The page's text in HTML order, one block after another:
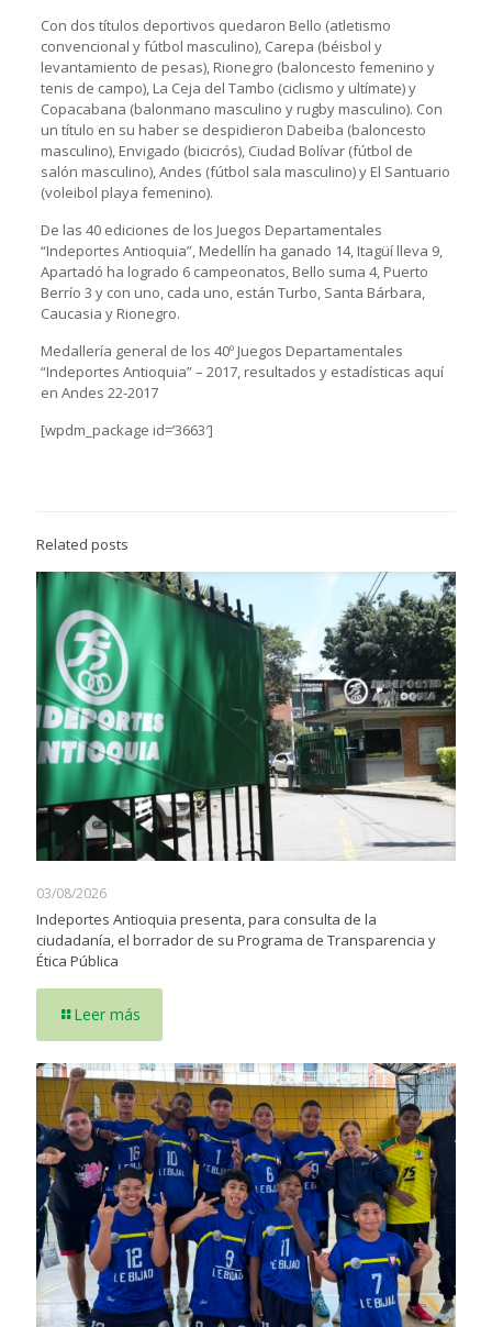
Con dos títulos deportivos quedaron Bello (atletismo
convencional y fútbol masculino), Carepa (béisbol y
levantamiento de pesas), Rionegro (baloncesto femenino y
tenis de campo), La Ceja del Tambo (ciclismo y ultímate) y
Copacabana (balonmano masculino y rugby masculino). Con
un título en su haber se despidieron Dabeiba (baloncesto
masculino), Envigado (bicicrós), Ciudad Bolívar (fútbol de
salón masculino), Andes (fútbol sala masculino) y El Santuario
(voleibol playa femenino).
De las 40 ediciones de los Juegos Departamentales
“Indeportes Antioquia”, Medellín ha ganado 14, Itagüí lleva 9,
Apartadó ha logrado 6 campeonatos, Bello suma 4, Puerto
Berrío 3 y con uno, cada uno, están Turbo, Santa Bárbara,
Caucasia y Rionegro.
Medallería general de los 40º Juegos Departamentales
“Indeportes Antioquia” – 2017, resultados y estadísticas aquí
en Andes 22-2017
[wpdm_package id=’3663′]
Related posts
03/08/2026
Indeportes Antioquia presenta, para consulta de la
ciudadanía, el borrador de su Programa de Transparencia y
Ética Pública
Leer más